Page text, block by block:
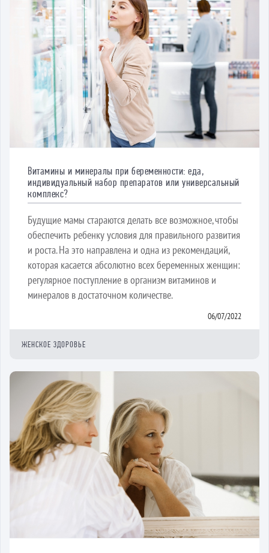
Витамины и минералы при беременности: еда,
индивидуальный набор препаратов или универсальный
комплекс?
Будущие мамы стараются делать все возможное, чтобы
обеспечить ребенку условия для правильного развития
и роста. На это направлена и одна из рекомендаций,
которая касается абсолютно всех беременных женщин:
регулярное поступление в организм витаминов и
минералов в достаточном количестве.
06/07/2022
ЖЕНСКОЕ ЗДОРОВЬЕ